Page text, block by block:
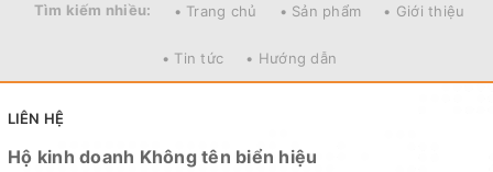
Tìm kiếm nhiều: • Trang chủ • Sản phẩm • Giới thiệu
• Tin tức • Hướng dẫn
LIÊN HỆ
Hộ kinh doanh Không tên biển hiệu